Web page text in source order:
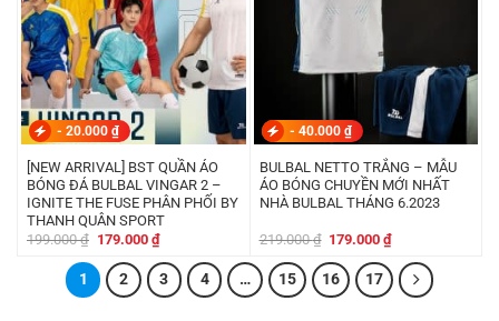
- 20.000 ₫
[NEW ARRIVAL] BST QUẦN ÁO
BÓNG ĐÁ BULBAL VINGAR 2 –
IGNITE THE FUSE PHÂN PHỐI BY
THANH QUÂN SPORT
199.000₫ Giá
là:
199.000 ₫.
179.000 ₫Giá
hiện
tại
là:
179.000 ₫.
- 40.000 ₫
BULBAL NETTO TRẮNG – MẪU
ÁO BÓNG CHUYỀN MỚI NHẤT
NHÀ BULBAL THÁNG 6.2023
219.000₫ Giá
là:
219.000 ₫.
179.000₫Giá
tại
là:
179.000 ₫.
1 2 3 4 … 15 16 17